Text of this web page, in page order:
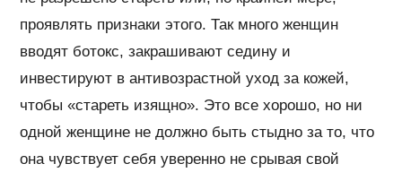
проявлять признаки этого. Так много женщин
вводят ботокс, закрашивают седину и
инвестируют в антивозрастной уход за кожей,
чтобы «стареть изящно». Это все хорошо, но ни
одной женщине не должно быть стыдно за то, что
она чувствует себя уверенно не срывая свой